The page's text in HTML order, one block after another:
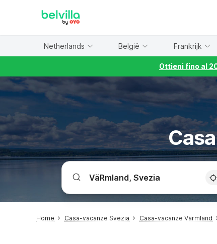
Netherlands België Frankrijk
Ottieni fino al
Home Casa-vacanze Svezia Casa-vacanze Värmland